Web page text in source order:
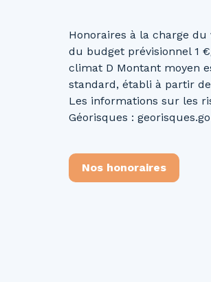
Honoraires à la charge
du budget prévisionnel 1
climat D Montant moyen
standard, établi à partir
Les informations sur les
Géorisques :
Nos honoraires